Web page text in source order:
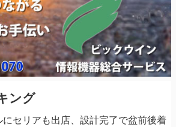
ング
セリアも出店、設計完了で盆前後着